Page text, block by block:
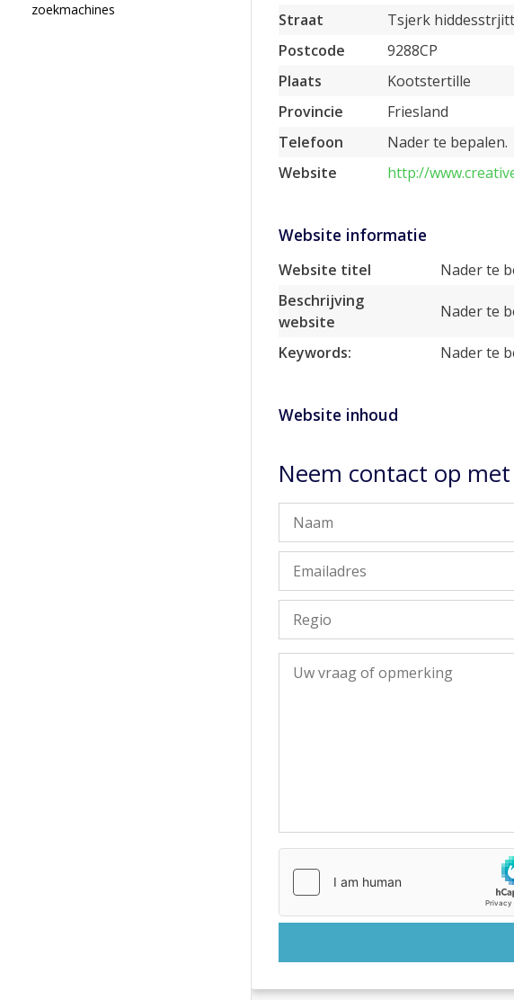
zoekmachines
Straat
Tsjerk
Postcode
9288CP
Plaats
Kootstertille
Provincie
Friesland
Telefoon
Nader te bepalen.
Website
http://
Website informatie
Website titel
Nader te
Beschrijving
website
Nader te
Keywords: Nader te
Website inhoud
Neem contact op